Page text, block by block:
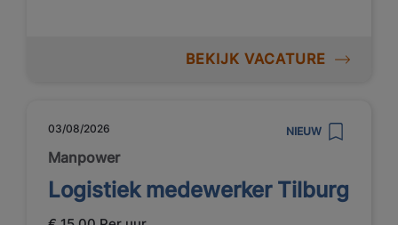
BEKIJK VACATURE
03/08/2026 NIEUW
Manpower
Logistiek medewerker Tilburg